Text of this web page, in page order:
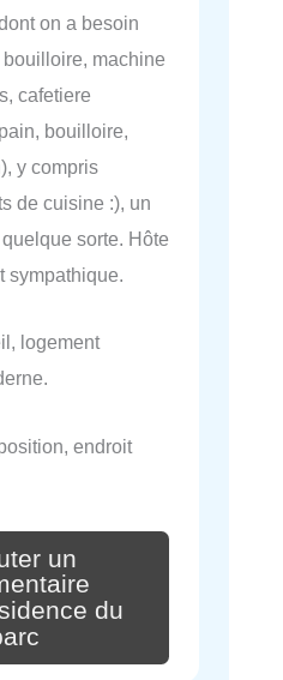
on a besoin
machine
cafetiere
bouilloire,
y compris
de cuisine :), un
sorte. Hôte
sympathique.
logement
endroit
un
du